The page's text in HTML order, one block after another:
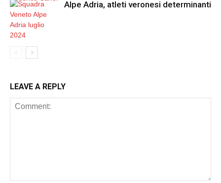
Alpe Adria, atleti veronesi determinanti
LEAVE A REPLY